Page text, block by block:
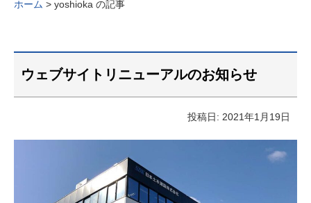
ホーム > yoshioka の記事
ウェブサイトリニューアルのお知らせ
投稿日: 2021年1月19日